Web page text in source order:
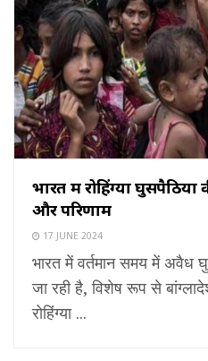
भारत में रोहिंग्या
और परिणाम
17 JUNE 2024
भारत में वर्तमान समय में अवैध
जा रही है, विशेष रूप से
रोहिंग्या ...